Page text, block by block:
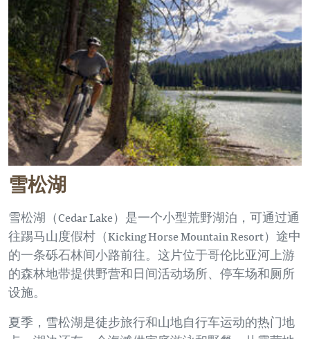
雪松湖
雪松湖（Cedar Lake）是一个小型荒野湖泊，可通过通
往踢马山度假村（Kicking Horse Mountain Resort）途中
的一条砾石林间小路前往。这片位于哥伦比亚河上游
的森林地带提供野营和日间活动场所、停车场和厕所
设施。
夏季，雪松湖是徒步旅行和山地自行车运动的热门地